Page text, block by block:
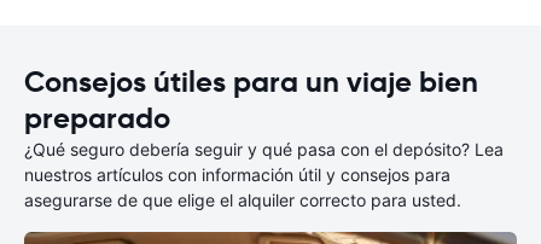
Consejos útiles para un viaje bien
preparado
¿Qué seguro debería seguir y qué pasa con el depósito? Lea
nuestros artículos con información útil y consejos para
asegurarse de que elige el alquiler correcto para usted.